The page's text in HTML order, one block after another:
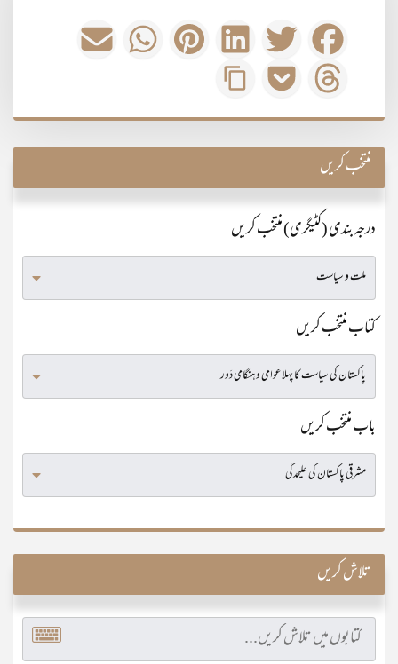
منتخب کریں
درجہ بندی (کٹیگری) منتخب کریں
کتاب منتخب کریں
باب منتخب کریں
تلاش کریں